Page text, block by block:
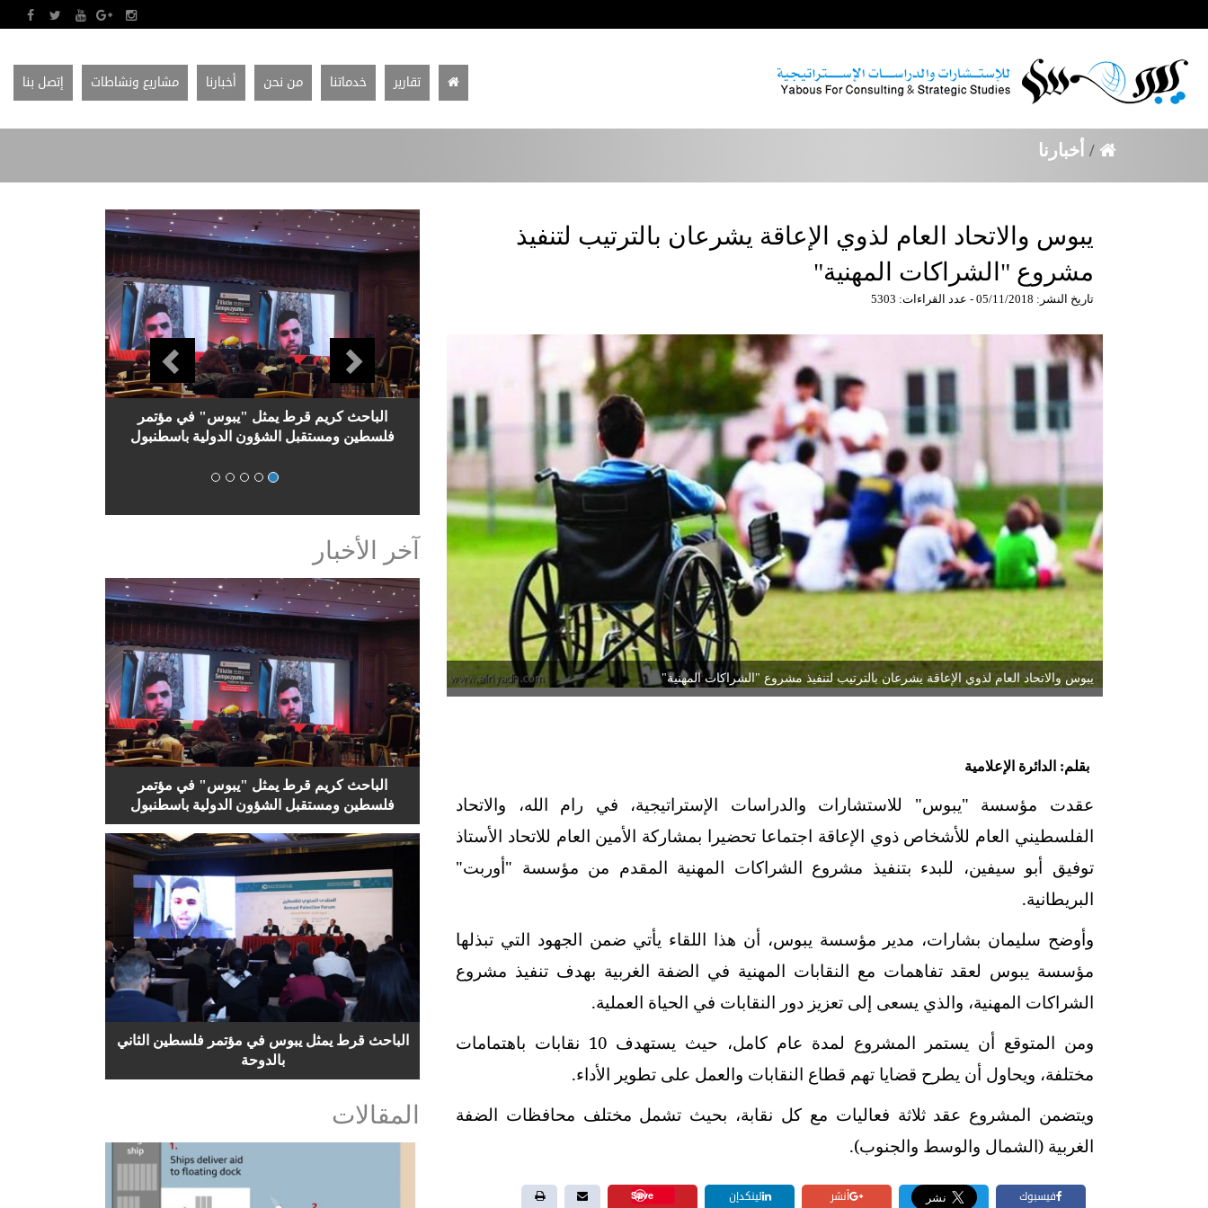
تقارير خدماتنا من نحن أخبارنا مشاريع ونشاطات إتصل بنا
/ أخبارنا
يبوس والاتحاد العام لذوي الإعاقة يشرعان بالترتيب لتنفيذ
مشروع "الشراكات المهنية"
تاريخ النشر: 05/11/2018 - عدد القراءات: 5303
يبوس والاتحاد العام لذوي الإعاقة يشرعان بالترتيب لتنفيذ مشروع "الشراكات المهنية"
بقلم: الدائرة الإعلامية
عقدت مؤسسة "يبوس" للاستشارات والدراسات الإستراتيجية، في رام الله، والاتحاد
الفلسطيني العام للأشخاص ذوي الإعاقة اجتماعا تحضيرا بمشاركة الأمين العام للاتحاد الأستاذ
توفيق أبو سيفين، للبدء بتنفيذ مشروع الشراكات المهنية المقدم من مؤسسة "أوربت"
البريطانية.
وأوضح سليمان بشارات، مدير مؤسسة يبوس، أن هذا اللقاء يأتي ضمن الجهود التي تبذلها
مؤسسة يبوس لعقد تفاهمات مع النقابات المهنية في الضفة الغربية بهدف تنفيذ مشروع
الشراكات المهنية، والذي يسعى إلى تعزيز دور النقابات في الحياة العملية.
ومن المتوقع أن يستمر المشروع لمدة عام كامل، حيث يستهدف 10 نقابات باهتمامات
مختلفة، ويحاول أن يطرح قضايا تهم قطاع النقابات والعمل على تطوير الأداء.
ويتضمن المشروع عقد ثلاثة فعاليات مع كل نقابة، بحيث تشمل مختلف محافظات الضفة
الغربية (الشمال والوسط والجنوب).
فيسبوك أنشر لينكدإن Save
الباحث كريم قرط يمثل
فلسطين ومستقبل الشؤون
الباحث قرط يمثل يبوس في مؤتمر فلسطين الثاني
بالدوحة
Previous Next
آخر الأخبار
الباحث كريم قرط يمثل "يبوس" في مؤتمر
فلسطين ومستقبل الشؤون الدولية باسطنبول
الباحث قرط يمثل يبوس في مؤتمر فلسطين الثاني
بالدوحة
المقالات